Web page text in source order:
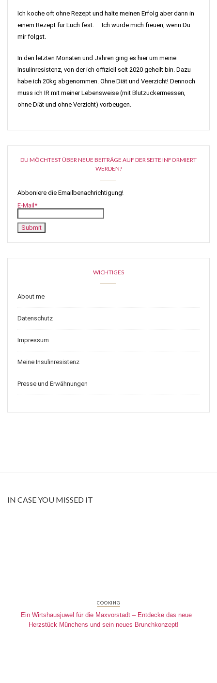
Ich koche oft ohne Rezept und halte meinen Erfolg aber dann in
einem Rezept für Euch fest. Ich würde mich freuen, wenn Du
mir folgst.
In den letzten Monaten und Jahren ging es hier um meine
Insulinresistenz, von der ich offiziell seit 2020 geheilt bin. Dazu
habe ich 20kg abgenommen. Ohne Diät und Veerzicht! Dennoch
muss ich IR mit meiner Lebensweise (mit Blutzuckermessen,
ohne Diät und ohne Verzicht) vorbeugen.
DU MÖCHTEST ÜBER NEUE BEITRÄGE AUF DER SEITE INFORMIERT
WERDEN?
Abboniere die Emailbenachrichtigung!
E-Mail*
WICHTIGES
About me
Datenschutz
Impressum
Meine Insulinresistenz
Presse und Erwähnungen
IN CASE YOU MISSED IT
COOKING
Ein Wirtshausjuwel für die Maxvorstadt – Entdecke das neue
Herzstück Münchens und sein neues Brunchkonzept!